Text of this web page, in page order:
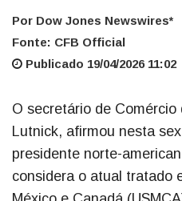
Por Dow Jones Newswires*
Fonte: CFB Official
Publicado 19/04/2026 11:02
O secretário de Comércio
Lutnick, afirmou nesta
presidente norte-
considera o atual tratado